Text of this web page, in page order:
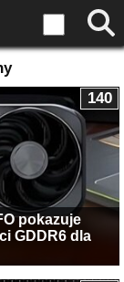
pokazuje
GDDR6 dla
140